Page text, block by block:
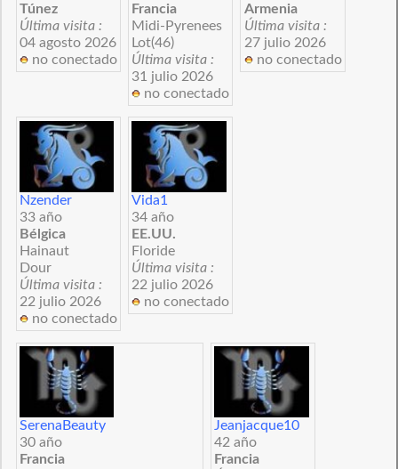
Túnez
Última visita :
04 agosto 2026
no conectado
Francia
Midi-Pyrenees
Lot(46)
Última visita :
31 julio 2026
no conectado
Armenia
Última visita :
27 julio 2026
no conectado
Nzender
33 año
Bélgica
Hainaut
Dour
Última visita :
22 julio 2026
no conectado
Vida1
34 año
EE.UU.
Floride
Última visita :
22 julio 2026
no conectado
SerenaBeauty
30 año
Francia
Jeanjacque10
42 año
Francia